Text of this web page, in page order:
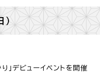
デビューイベントを開催